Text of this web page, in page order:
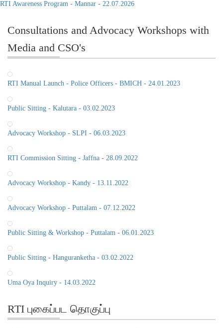
RTI Awareness Program - Mannar - 22.07.2026
Consultations and Advocacy Workshops with
Media and CSO's
RTI Manual Launch - Police Officers - BMICH - 24.01.2023
Public Sitting - Kalutara - 03.02.2023
Advocacy Workshop - SLPI - 06.03.2023
RTI Commission Sitting - Jaffna - 28.09.2022
Advocacy Workshop - Kandy - 13.11.2022
Advocacy Workshop - Puttalam - 07.12.2022
Public Sitting & Workshop - Puttalam - 06.01.2023
Public Sitting - Hanguranketha - 03.02.2022
Uma Oya Inquiry - 14.03.2022
RTI புகைப்பட தொகுப்பு